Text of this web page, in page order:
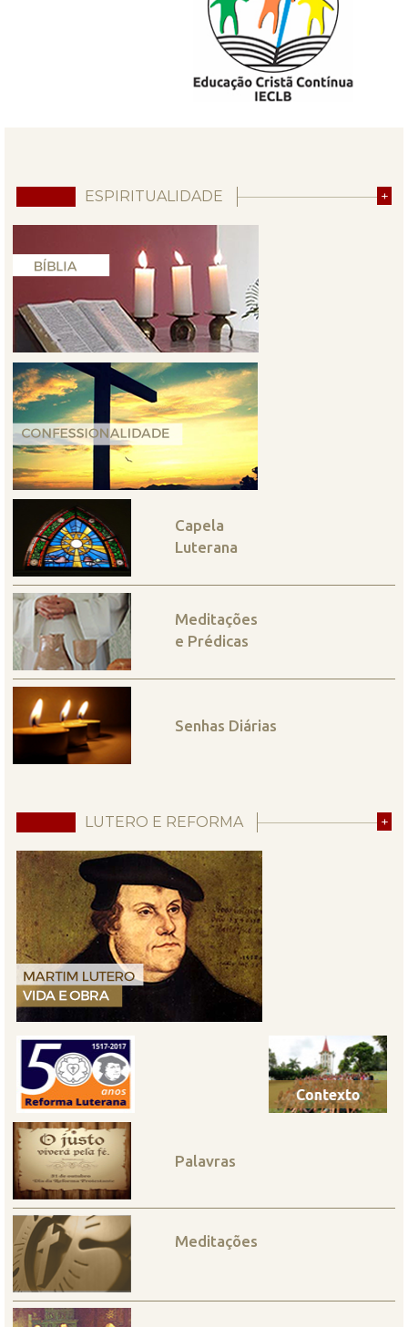
ESPIRITUALIDADE +
Capela
Luterana
Meditações
e Prédicas
Senhas Diárias
LUTERO E REFORMA +
Palavras
Meditações